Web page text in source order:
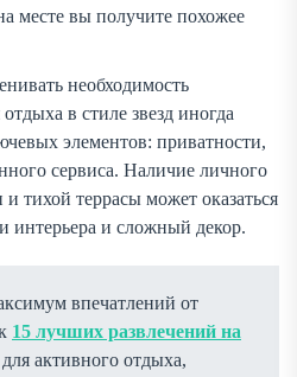
месте вы получите похожее
необходимость
в стиле звезд иногда
элементов: приватности,
сервиса. Наличие личного
тихой террасы может оказаться
интерьера и сложный декор.
впечатлений от
15 лучших развлечений на
активного отдыха,